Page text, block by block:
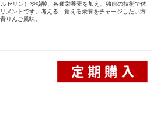
セリン）や核酸、各種栄養素を加え、独自の技術で体
メントです。考える、覚える栄養をチャージしたい方
りんご風味。